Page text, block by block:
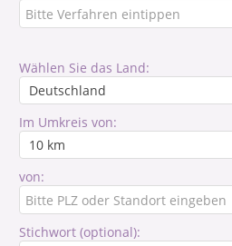
Wählen Sie das Land:
Im Umkreis von:
von:
Stichwort (optional):